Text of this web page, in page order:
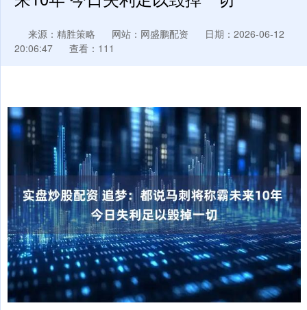
来源：精胜策略 网站：网盛鹏配资
日期：2026-06-12
20:06:47
查看：111